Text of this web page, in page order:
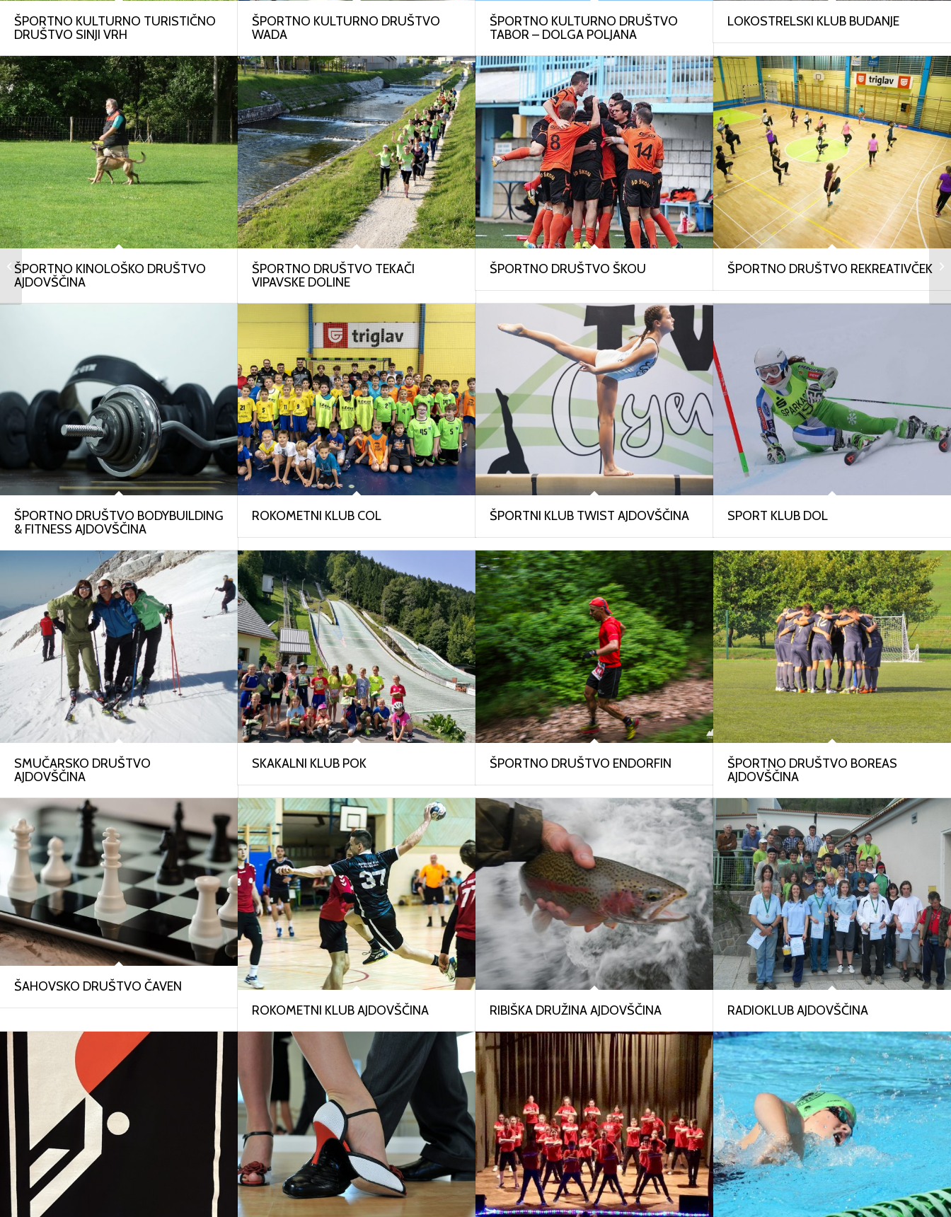
ŠPORTNO KULTURNO TURISTIČNO
DRUŠTVO SINJI VRH
ŠPORTNO KULTURNO DRUŠTVO
WADA
ŠPORTNO KULTURNO DRUŠTVO
TABOR – DOLGA POLJANA
LOKOSTRELSKI KLUB BUDANJE
ŠPORTNO KINOLOŠKO DRUŠTVO
AJDOVŠČINA
ŠPORTNO DRUŠTVO TEKAČI
VIPAVSKE DOLINE
ŠPORTNO DRUŠTVO ŠKOU ŠPORTNO DRUŠTVO REKREATIVČEK
ŠPORTNO DRUŠTVO BODYBUILDING
& FITNESS AJDOVŠČINA
ROKOMETNI KLUB COL ŠPORTNI KLUB TWIST AJDOVŠČINA SPORT KLUB DOL
SMUČARSKO DRUŠTVO
AJDOVŠČINA
SKAKALNI KLUB POK ŠPORTNO DRUŠTVO ENDORFIN
ŠPORTNO DRUŠTVO BOREAS
AJDOVŠČINA
ŠAHOVSKO DRUŠTVO ČAVEN
ROKOMETNI KLUB AJDOVŠČINA
RIBIŠKA DRUŽINA AJDOVŠČINA RADIOKLUB AJDOVŠČINA
PLESNI KLUB ADC